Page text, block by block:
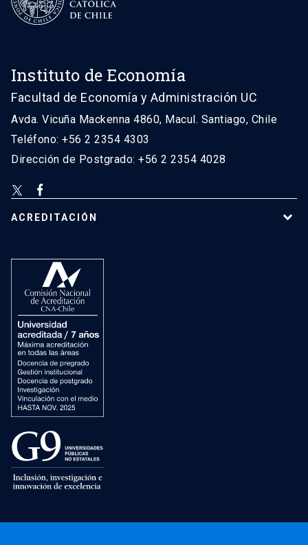
Instituto de Economía
Facultad de Economía y Administración UC
Avda. Vicuña Mackenna 4860, Macul. Santiago, Chile
Teléfono: +56 2 2354 4303
Dirección de Postgrado: +56 2 2354 4028
ACREDITACIÓN